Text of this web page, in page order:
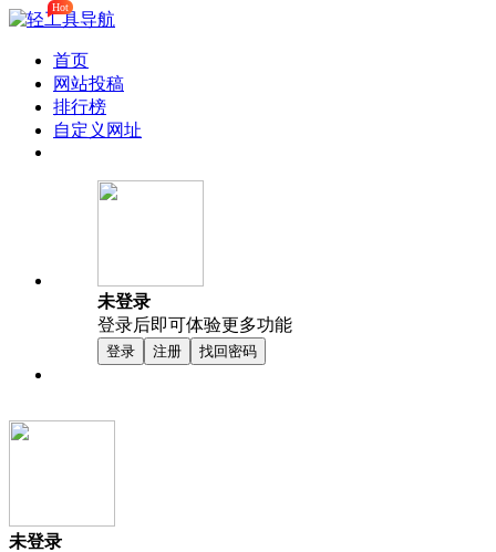
首页
网站投稿
排行榜
Hot
自定义网址
未登录
登录后即可体验更多功能
登录 注册 找回密码
未登录